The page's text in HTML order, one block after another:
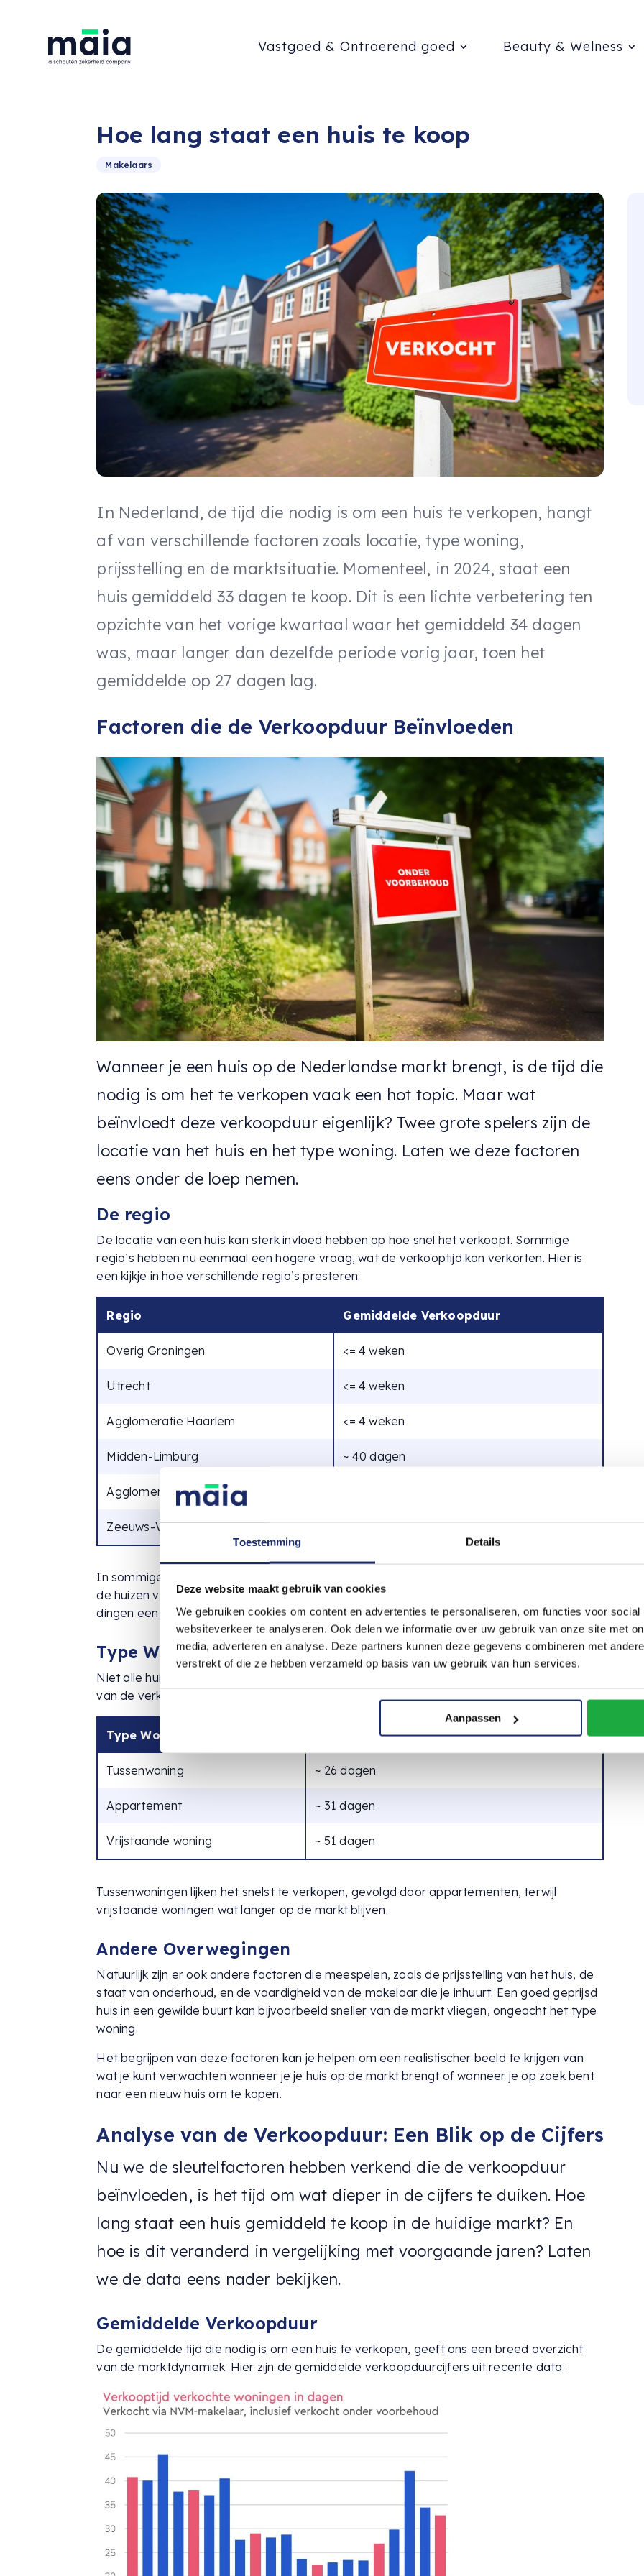
Toestemming Details
Deze website maakt gebruik van cookies
We gebruiken cookies om content en advertenties te personaliseren, om functies voor
websiteverkeer te analyseren. Ook delen we informatie over uw gebruik van onze site met
media, adverteren en analyse. Deze partners kunnen deze gegevens combineren met
verstrekt of die ze hebben verzameld op basis van uw gebruik van hun services.
Aanpassen
Vastgoed & Ontroerend goed Beauty & Welness
Hoe lang staat een huis te koop
Makelaars
In Nederland, de tijd die nodig is om een huis te verkopen, hangt
af van verschillende factoren zoals locatie, type woning,
prijsstelling en de marktsituatie. Momenteel, in 2024, staat een
huis gemiddeld 33 dagen te koop. Dit is een lichte verbetering ten
opzichte van het vorige kwartaal waar het gemiddeld 34 dagen
was, maar langer dan dezelfde periode vorig jaar, toen het
gemiddelde op 27 dagen lag.
Factoren die de Verkoopduur Beïnvloeden
Wanneer je een huis op de Nederlandse markt brengt, is de tijd die
nodig is om het te verkopen vaak een hot topic. Maar wat
beïnvloedt deze verkoopduur eigenlijk? Twee grote spelers zijn de
locatie van het huis en het type woning. Laten we deze factoren
eens onder de loep nemen.
De regio
De locatie van een huis kan sterk invloed hebben op hoe snel het verkoopt. Sommige
regio’s hebben nu eenmaal een hogere vraag, wat de verkooptijd kan verkorten. Hier is
een kijkje in hoe verschillende regio’s presteren:
Regio Gemiddelde Verkoopduur
Overig Groningen <= 4 weken
Utrecht <= 4 weken
Agglomeratie Haarlem <= 4 weken
Midden-Limburg ~ 40 dagen
Agglomeratie Den Haag
Zeeuws-Vlaanderen ~ 72 dagen
In sommige gebieden, zoals Overig Groningen, Utrecht, en Agglomeratie Haarlem, vliegen
de huizen vrij snel van de markt, terwijl in Midden-Limburg en Agglomeratie Den Haag de
dingen een beetje langzamer gaan.
Type Woning
Niet alle huizen zijn gelijk gemaakt, en het type woning kan ook een rol spelen in de snelheid
van de verkoop. Hier is hoe verschillende woningtypes gemiddeld presteren:
Type Woning Gemiddelde Verkoopduur
Tussenwoning ~ 26 dagen
Appartement ~ 31 dagen
Vrijstaande woning ~ 51 dagen
Tussenwoningen lijken het snelst te verkopen, gevolgd door appartementen, terwijl
vrijstaande woningen wat langer op de markt blijven.
Andere Overwegingen
Natuurlijk zijn er ook andere factoren die meespelen, zoals de prijsstelling van het huis, de
staat van onderhoud, en de vaardigheid van de makelaar die je inhuurt. Een goed geprijsd
huis in een gewilde buurt kan bijvoorbeeld sneller van de markt vliegen, ongeacht het type
woning.
Het begrijpen van deze factoren kan je helpen om een realistischer beeld te krijgen van
wat je kunt verwachten wanneer je je huis op de markt brengt of wanneer je op zoek bent
naar een nieuw huis om te kopen.
Analyse van de Verkoopduur: Een Blik op de Cijfers
Nu we de sleutelfactoren hebben verkend die de verkoopduur
beïnvloeden, is het tijd om wat dieper in de cijfers te duiken. Hoe
lang staat een huis gemiddeld te koop in de huidige markt? En
hoe is dit veranderd in vergelijking met voorgaande jaren? Laten
we de data eens nader bekijken.
Gemiddelde Verkoopduur
De gemiddelde tijd die nodig is om een huis te verkopen, geeft ons een breed overzicht
van de marktdynamiek. Hier zijn de gemiddelde verkoopduurcijfers uit recente data: